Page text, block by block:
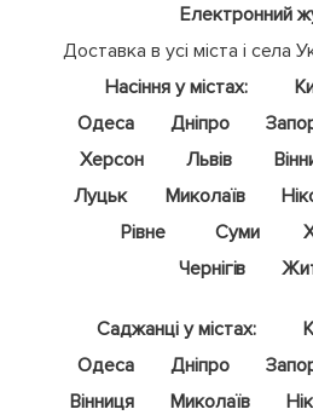
Електронний
Доставка в усі міста і села
Насіння у містах:
Одеса
Дніпро
Херсон
Львів
Луцьк
Миколаїв
Рівне
Суми
Чернігів
Саджанці у містах:
Одеса
Дніпро
Вінниця
Миколаїв